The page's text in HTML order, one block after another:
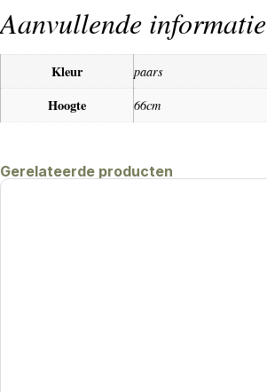
Aanvullende informatie
Kleur paars
Hoogte 66cm
Gerelateerde producten